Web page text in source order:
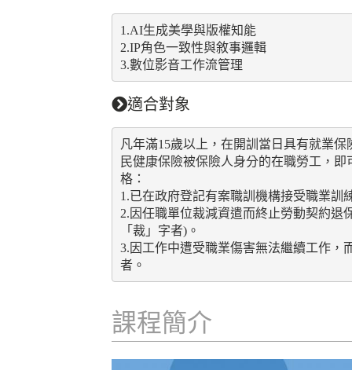
1.AI生成美學與版權知能
2.IP角色一致性與敘事邏輯
3.數位影音工作流管理
適合對象
凡年滿15歲以上，在開訓當日具有就業
民健康保險被保險人身分的在職勞工，
格：
1.已在政府登記有案職訓機構接受職業訓
2.因任職單位裁減資遣而終止勞動契約退
「裁」字者)。
3.因工作中遭受職業傷害無法繼續工作，
者。
課程簡介